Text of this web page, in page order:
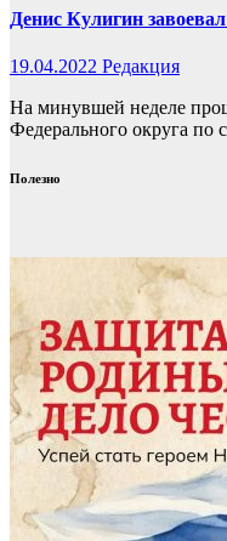
Денис Кулигин
19.04.2022 Редакция
На минувшей неделе
Федерального округа по
Полезно